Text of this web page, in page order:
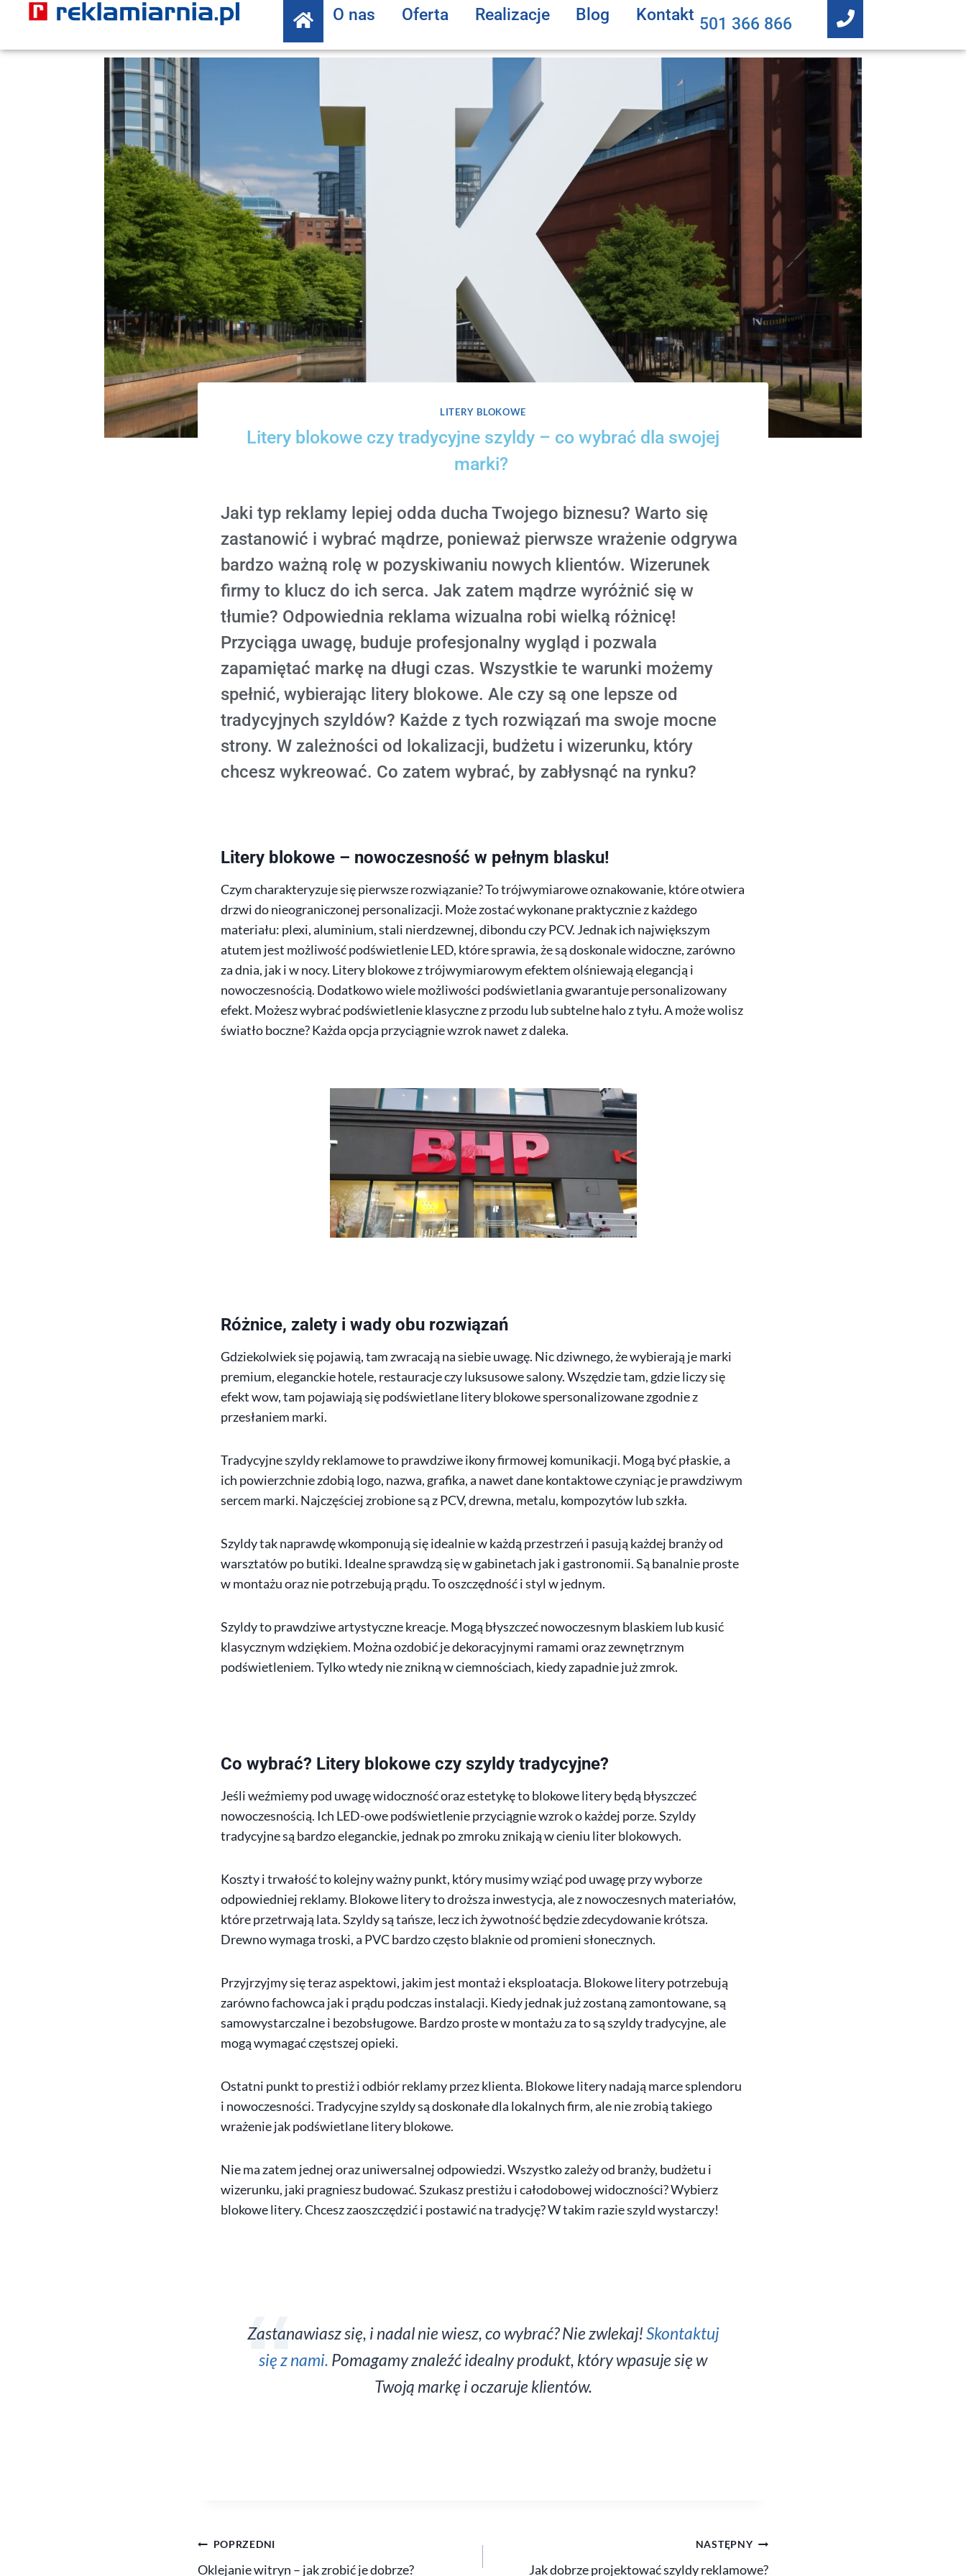
O nas Oferta Realizacje Blog Kontakt 501 366 866
LITERY BLOKOWE
Litery blokowe czy tradycyjne szyldy – co wybrać dla swojej
marki?
Jaki typ reklamy lepiej odda ducha Twojego biznesu? Warto się
zastanowić i wybrać mądrze, ponieważ pierwsze wrażenie odgrywa
bardzo ważną rolę w pozyskiwaniu nowych klientów. Wizerunek
firmy to klucz do ich serca. Jak zatem mądrze wyróżnić się w
tłumie? Odpowiednia reklama wizualna robi wielką różnicę!
Przyciąga uwagę, buduje profesjonalny wygląd i pozwala
zapamiętać markę na długi czas. Wszystkie te warunki możemy
spełnić, wybierając litery blokowe. Ale czy są one lepsze od
tradycyjnych szyldów? Każde z tych rozwiązań ma swoje mocne
strony. W zależności od lokalizacji, budżetu i wizerunku, który
chcesz wykreować. Co zatem wybrać, by zabłysnąć na rynku?
Litery blokowe – nowoczesność w pełnym blasku!
Czym charakteryzuje się pierwsze rozwiązanie? To trójwymiarowe oznakowanie, które otwiera
drzwi do nieograniczonej personalizacji. Może zostać wykonane praktycznie z każdego
materiału: plexi, aluminium, stali nierdzewnej, dibondu czy PCV. Jednak ich największym
atutem jest możliwość podświetlenie LED, które sprawia, że są doskonale widoczne, zarówno
za dnia, jak i w nocy. Litery blokowe z trójwymiarowym efektem olśniewają elegancją i
nowoczesnością. Dodatkowo wiele możliwości podświetlania gwarantuje personalizowany
efekt. Możesz wybrać podświetlenie klasyczne z przodu lub subtelne halo z tyłu. A może wolisz
światło boczne? Każda opcja przyciągnie wzrok nawet z daleka.
Różnice, zalety i wady obu rozwiązań
Gdziekolwiek się pojawią, tam zwracają na siebie uwagę. Nic dziwnego, że wybierają je marki
premium, eleganckie hotele, restauracje czy luksusowe salony. Wszędzie tam, gdzie liczy się
efekt wow, tam pojawiają się podświetlane litery blokowe spersonalizowane zgodnie z
przesłaniem marki.
Tradycyjne szyldy reklamowe to prawdziwe ikony firmowej komunikacji. Mogą być płaskie, a
ich powierzchnie zdobią logo, nazwa, grafika, a nawet dane kontaktowe czyniąc je prawdziwym
sercem marki. Najczęściej zrobione są z PCV, drewna, metalu, kompozytów lub szkła.
Szyldy tak naprawdę wkomponują się idealnie w każdą przestrzeń i pasują każdej branży od
warsztatów po butiki. Idealne sprawdzą się w gabinetach jak i gastronomii. Są banalnie proste
w montażu oraz nie potrzebują prądu. To oszczędność i styl w jednym.
Szyldy to prawdziwe artystyczne kreacje. Mogą błyszczeć nowoczesnym blaskiem lub kusić
klasycznym wdziękiem. Można ozdobić je dekoracyjnymi ramami oraz zewnętrznym
podświetleniem. Tylko wtedy nie znikną w ciemnościach, kiedy zapadnie już zmrok.
Co wybrać? Litery blokowe czy szyldy tradycyjne?
Jeśli weźmiemy pod uwagę widoczność oraz estetykę to blokowe litery będą błyszczeć
nowoczesnością. Ich LED-owe podświetlenie przyciągnie wzrok o każdej porze. Szyldy
tradycyjne są bardzo eleganckie, jednak po zmroku znikają w cieniu liter blokowych.
Koszty i trwałość to kolejny ważny punkt, który musimy wziąć pod uwagę przy wyborze
odpowiedniej reklamy. Blokowe litery to droższa inwestycja, ale z nowoczesnych materiałów,
które przetrwają lata. Szyldy są tańsze, lecz ich żywotność będzie zdecydowanie krótsza.
Drewno wymaga troski, a PVC bardzo często blaknie od promieni słonecznych.
Przyjrzyjmy się teraz aspektowi, jakim jest montaż i eksploatacja. Blokowe litery potrzebują
zarówno fachowca jak i prądu podczas instalacji. Kiedy jednak już zostaną zamontowane, są
samowystarczalne i bezobsługowe. Bardzo proste w montażu za to są szyldy tradycyjne, ale
mogą wymagać częstszej opieki.
Ostatni punkt to prestiż i odbiór reklamy przez klienta. Blokowe litery nadają marce splendoru
i nowoczesności. Tradycyjne szyldy są doskonałe dla lokalnych firm, ale nie zrobią takiego
wrażenie jak podświetlane litery blokowe.
Nie ma zatem jednej oraz uniwersalnej odpowiedzi. Wszystko zależy od branży, budżetu i
wizerunku, jaki pragniesz budować. Szukasz prestiżu i całodobowej widoczności? Wybierz
blokowe litery. Chcesz zaoszczędzić i postawić na tradycję? W takim razie szyld wystarczy!
Zastanawiasz się, i nadal nie wiesz, co wybrać? Nie zwlekaj!Skontaktuj
się z nami. Pomagamy znaleźć idealny produkt, który wpasuje się w
Twoją markę i oczaruje klientów.
POPRZEDNI
Oklejanie witryn – jak zrobić je dobrze?
NASTĘPNY
Jak dobrze projektować szyldy reklamowe?